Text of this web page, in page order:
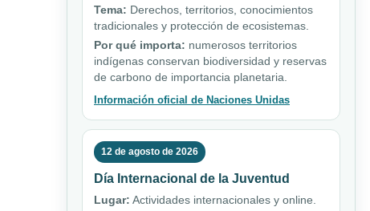
Tema: Derechos, territorios, conocimientos
tradicionales y protección de ecosistemas.
Por qué importa: numerosos territorios
indígenas conservan biodiversidad y reservas
de carbono de importancia planetaria.
Información oficial de Naciones Unidas
12 de agosto de 2026
Día Internacional de la Juventud
Lugar: Actividades internacionales y online.